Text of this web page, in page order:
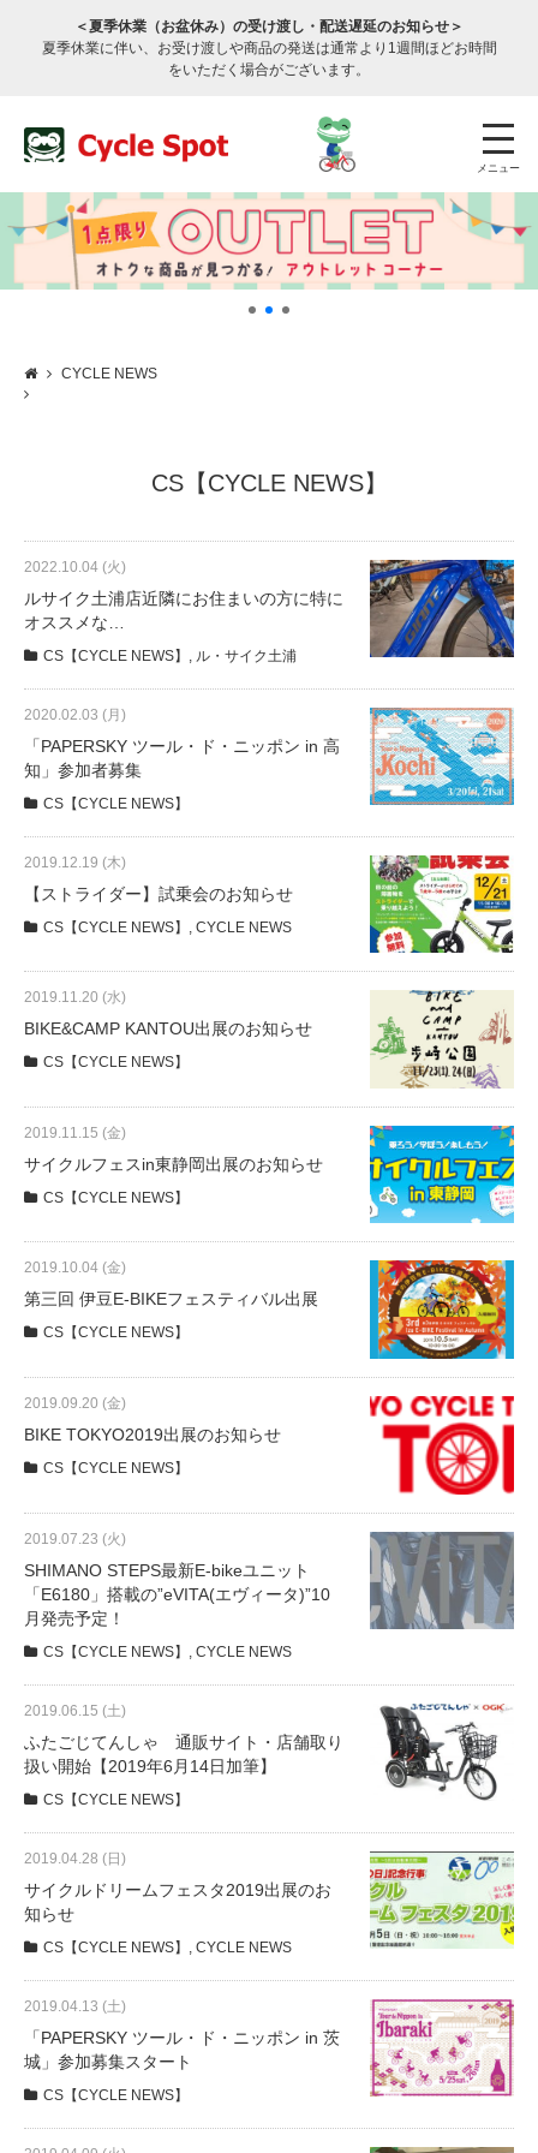
＜夏季休業（お盆休み）の受け渡し・配送遅延のお知らせ＞
夏季休業に伴い、お受け渡しや商品の発送は通常より1週間ほどお時間
をいただく場合がございます。
メニュー
サービスのご案内
サービス全般
修理・メンテナンス工賃
盗難保証
SpotMateログイン
オリジナル自転車
PB全車種カタログ
Norwayシリーズ
コンテンツ
イベント
メディア
求人情報
募集中の求人情報
法人様
法人様向け割引
お問い合わせ
会社概要
個人情報保護
CYCLE NEWS
CS【CYCLE NEWS】
2022.10.04 (火)
ルサイク土浦店近隣にお住まいの方に特に
オススメな…
CS【CYCLE NEWS】 ル・サイク土浦
2020.02.03 (月)
「PAPERSKY ツール・ド・ニッポン in 高
知」参加者募集
CS【CYCLE NEWS】
2019.12.19 (木)
【ストライダー】試乗会のお知らせ
CS【CYCLE NEWS】 CYCLE NEWS
2019.11.20 (水)
BIKE&CAMP KANTOU出展のお知らせ
CS【CYCLE NEWS】
2019.11.15 (金)
サイクルフェスin東静岡出展のお知らせ
CS【CYCLE NEWS】
2019.10.04 (金)
第三回 伊豆E-BIKEフェスティバル出展
CS【CYCLE NEWS】
2019.09.20 (金)
BIKE TOKYO2019出展のお知らせ
CS【CYCLE NEWS】
2019.07.23 (火)
SHIMANO STEPS最新E-bikeユニット
「E6180」搭載の”eVITA(エヴィータ)”10
月発売予定！
CS【CYCLE NEWS】 CYCLE NEWS
2019.06.15 (土)
ふたごじてんしゃ 通販サイト・店舗取り
扱い開始【2019年6月14日加筆】
CS【CYCLE NEWS】
2019.04.28 (日)
サイクルドリームフェスタ2019出展のお
知らせ
CS【CYCLE NEWS】 CYCLE NEWS
2019.04.13 (土)
「PAPERSKY ツール・ド・ニッポン in 茨
城」参加募集スタート
CS【CYCLE NEWS】